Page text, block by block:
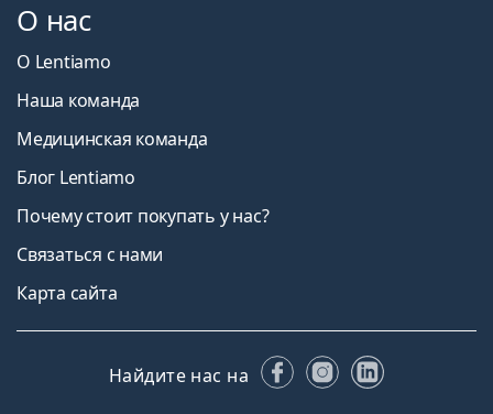
О нас
О Lentiamo
Наша команда
Медицинская команда
Блог Lentiamo
Почему стоит покупать у нас?
Связаться с нами
Карта сайта
Найдите нас на FacebookInstagram
LinkedIn